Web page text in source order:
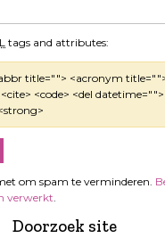
tags and attributes:
title=""> <acronym
<code> <del
om spam te verminderen.
verwerkt.
Doorzoek site